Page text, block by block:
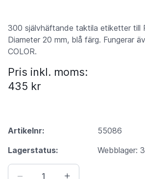
300 självhäftande taktila etiketter till
Diameter 20 mm, blå färg. Fungerar
COLOR.
Pris inkl. moms:
435 kr
Artikelnr:
55086
Lagerstatus:
Webblager: